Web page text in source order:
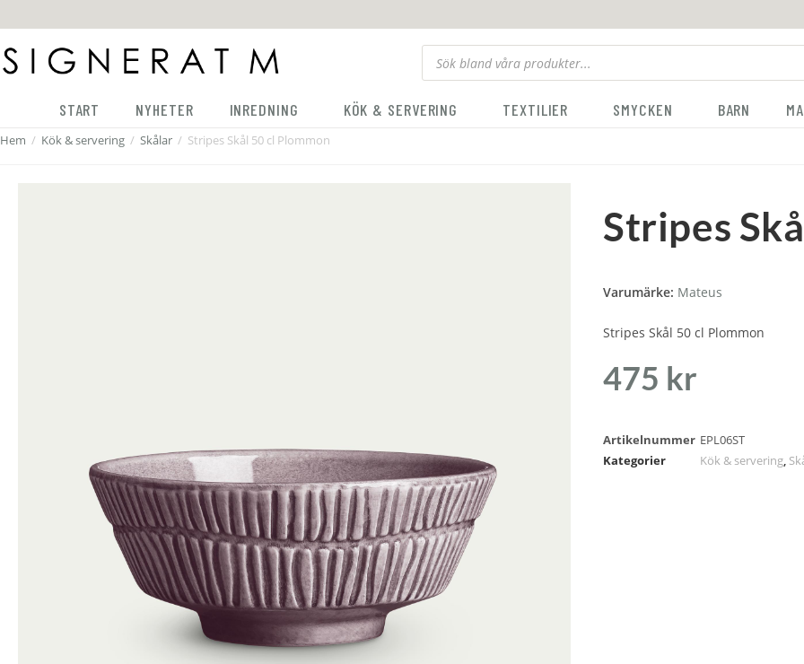
START NYHETER INREDNING KÖK & SERVERING TEXTILIER SMYCKEN BARN
Hem / Kök & servering / Skålar / Stripes Skål 50 cl Plommon
Stripes
Varumärke: Mateus
Stripes Skål 50 cl Plommon
475 kr
Artikelnummer EPL06ST
Kategorier
Kök & servering,